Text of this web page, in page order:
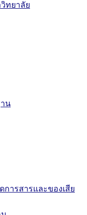
ทยาลัย
น
การสารและของเสีย